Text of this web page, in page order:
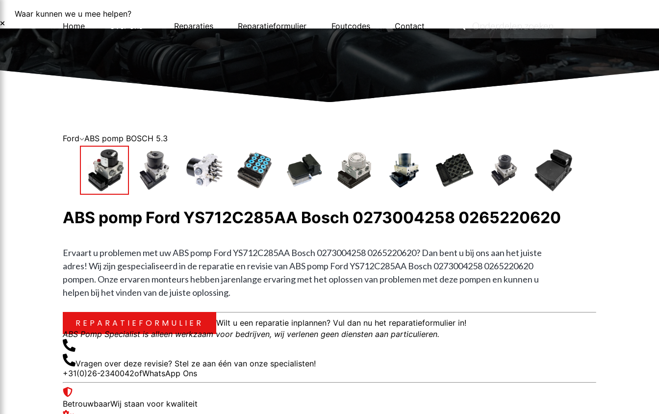
Waar kunnen we u mee helpen?
Home
Reparaties Reparatieformulier Foutcodes Contact
Ford ABS pomp BOSCH 5.3
ABS pomp Ford YS712C285AA Bosch 0273004258 0265220620
Ervaart u problemen met uw ABS pomp Ford YS712C285AA Bosch 0273004258 0265220620? Dan bent u bij ons aan het juiste
adres! Wij zijn gespecialiseerd in de reparatie en revisie van ABS pomp Ford YS712C285AA Bosch 0273004258 0265220620
pompen. Onze ervaren monteurs hebben jarenlange ervaring met het oplossen van problemen met deze pompen en kunnen u
helpen bij het vinden van de juiste oplossing.
REPARATIEFORMULIER
Wilt u een reparatie inplannen? Vul dan nu het reparatieformulier in!
ABS Pomp Specialist is alleen werkzaam voor bedrijven, wij verlenen geen diensten aan particulieren.
Vragen over deze revisie? Stel ze aan één van onze specialisten!
+31(0)26-2340042ofWhatsApp Ons
BetrouwbaarWij staan voor kwaliteit